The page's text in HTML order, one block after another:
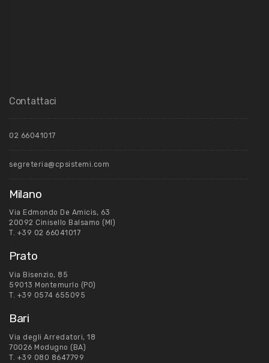
Contattaci
02 66041017
segreteria@cpsistemi.com
Milano
Via Edmondo De Amicis, 63
20092 Cinisello Balsamo (MI)
T. +39 02 66041017
Prato
Via Bisenzio, 85
59013 Montemurlo (PO)
T. +39 0574 655095
Bari
Via degli Arredatori, 18
70026 Modugno (BA)
T. +39 080 8647799